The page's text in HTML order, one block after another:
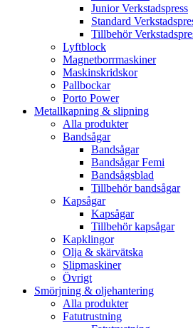
Junior Verkstadspress
Standard
Tillbehör
Lyftblock
Magnetborrmaskiner
Maskinskridskor
Pallbockar
Porto Power
Metallkapning & slipning
Alla produkter
Bandsågar
Bandsågar
Bandsågar Femi
Bandsågsblad
Tillbehör bandsågar
Kapsågar
Kapsågar
Tillbehör kapsågar
Kapklingor
Olja & skärvätska
Slipmaskiner
Övrigt
Smörjning & oljehantering
Alla produkter
Fatutrustning